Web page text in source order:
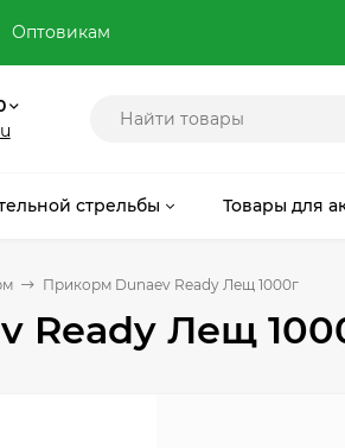
Оптовикам
стрельбы Товары для
Прикорм Dunaev Ready Лещ 1000г
Ready Лещ